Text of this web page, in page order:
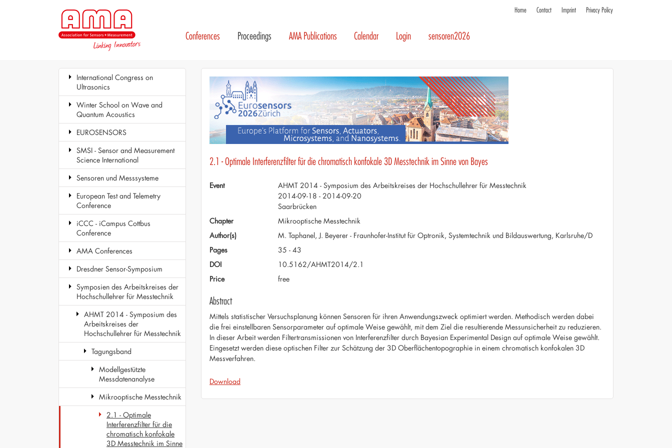
Home Contact Imprint Privacy Policy
Conferences Proceedings AMA Publications Calendar Login sensoren2026
International Congress on
Ultrasonics
Winter School on Wave and
Quantum Acoustics
EUROSENSORS
SMSI - Sensor and Measurement
Science International
Sensoren und Messsysteme
European Test and Telemetry
Conference
iCCC - iCampus Cottbus
Conference
AMA Conferences
Dresdner Sensor-Symposium
Symposien des Arbeitskreises der
Hochschullehrer für Messtechnik
AHMT 2014 - Symposium des
Arbeitskreises der
Hochschullehrer für Messtechnik
Tagungsband
Modellgestützte
Messdatenanalyse
Mikrooptische Messtechnik
2.1 - Optimale
Interferenzfilter für die
chromatisch konfokale
3D Messtechnik im Sinne
2.1 - Optimale Interferenzfilter für die chromatisch konfokale 3D Messtechnik im Sinne von Bayes
Event
AHMT 2014 - Symposium des Arbeitskreises der Hochschullehrer für Messtechnik
2014-09-18 - 2014-09-20
Saarbrücken
Chapter
Mikrooptische Messtechnik
Author(s)
M. Taphanel, J. Beyerer - Fraunhofer-Institut für Optronik, Systemtechnik und Bildauswertung, Karlsruhe/D
Pages
35 - 43
DOI
10.5162/AHMT2014/2.1
Price
free
Abstract
Mittels statistischer Versuchsplanung können Sensoren für ihren Anwendungszweck optimiert werden. Methodisch werden dabei
die frei einstellbaren Sensorparameter auf optimale Weise gewählt, mit dem Ziel die resultierende Messunsicherheit zu reduzieren.
In dieser Arbeit werden Filtertransmissionen von Interferenzfilter durch Bayesian Experimental Design auf optimale Weise gewählt.
Eingesetzt werden diese optischen Filter zur Schätzung der 3D Oberflächentopographie in einem chromatisch konfokalen 3D
Messverfahren.
Download